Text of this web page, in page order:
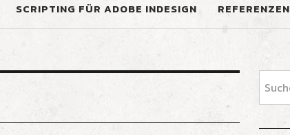
SCRIPTING FÜR ADOBE INDESIGN REFERENZEN